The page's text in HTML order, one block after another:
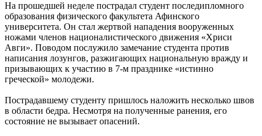
На прошедшей неделе пострадал студент последипломного
образования физического факультета Афинского
университета. Он стал жертвой нападения вооруженных
ножами членов националистического движения «Хриси
Авги». Поводом послужило замечание студента против
написания лозунгов, разжигающих национальную вражду и
призывающих к участию в 7-м празднике «истинно
греческой» молодежи.
Пострадавшему студенту пришлось наложить несколько швов
в области бедра. Несмотря на полученные ранения, его
состояние не вызывает опасений.